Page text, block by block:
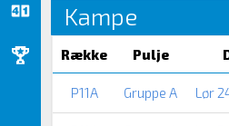
Kampe
Række Pulje
P11A Gruppe A Lør